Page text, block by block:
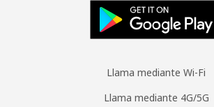
Llama mediante Wi-Fi
Llama mediante 4G/5G